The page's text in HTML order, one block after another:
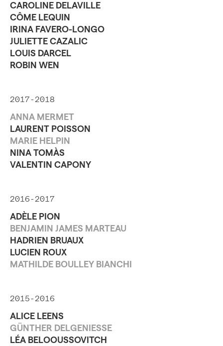
CAROLINE DELAVILLE
CÔME LEQUIN
IRINA FAVERO-LONGO
JULIETTE CAZALIC
LOUIS DARCEL
ROBIN WEN
2017-2018
ANNA MERMET
LAURENT POISSON
MARIE HELPIN
NINA TOMÀS
VALENTIN CAPONY
2016-2017
ADÈLE PION
BENJAMIN JAMES MARTEAU
HADRIEN BRUAUX
LUCIEN ROUX
MATHILDE BOULLEY BIANCHI
2015-2016
ALICE LEENS
GÜNTHER DELGENIESSE
LÉA BELOOUSSOVITCH